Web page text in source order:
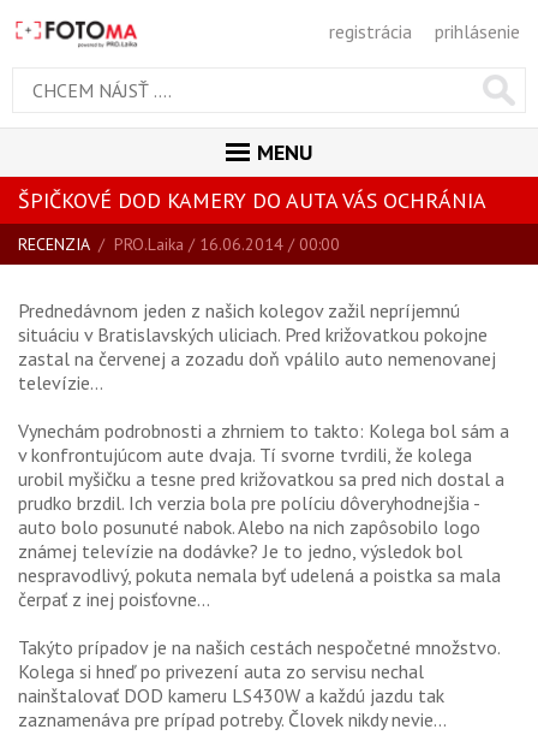
registrácia prihlásenie
MENU
ÚVOD
MAGAZÍN
RECENZIE
BLOG
SPRIEVODCA KÚPOU
ŠKOLA FOTOGRAFIE
GALÉRIA
SÚŤAŽE
KALENDÁR AKCIÍ
ŠPIČKOVÉ DOD KAMERY DO AUTA VÁS OCHRÁNIA
RECENZIA/ PRO.Laika / 16.06.2014 / 00:00
Prednedávnom jeden z našich kolegov zažil nepríjemnú
situáciu v Bratislavských uliciach. Pred križovatkou pokojne
zastal na červenej a zozadu doň vpálilo auto nemenovanej
televízie...
Vynechám podrobnosti a zhrniem to takto: Kolega bol sám a
v konfrontujúcom aute dvaja. Tí svorne tvrdili, že kolega
urobil myšičku a tesne pred križovatkou sa pred nich dostal a
prudko brzdil. Ich verzia bola pre políciu dôveryhodnejšia -
auto bolo posunuté nabok. Alebo na nich zapôsobilo logo
známej televízie na dodávke? Je to jedno, výsledok bol
nespravodlivý, pokuta nemala byť udelená a poistka sa mala
čerpať z inej poisťovne...
Takýto prípadov je na našich cestách nespočetné množstvo.
Kolega si hneď po privezení auta zo servisu nechal
nainštalovať DOD kameru LS430W a každú jazdu tak
zaznamenáva pre prípad potreby. Človek nikdy nevie...